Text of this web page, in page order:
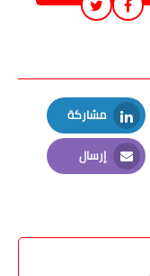
مشاركة
LinkedIn
إرسال
Email